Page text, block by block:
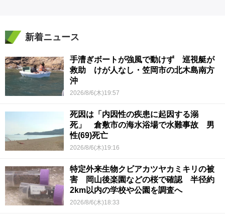
新着ニュース
手漕ぎボートが強風で動けず 巡視艇が
救助 けが人なし・笠岡市の北木島南方
沖
2026/8/6(木)19:57
死因は「内因性の疾患に起因する溺
死」 倉敷市の海水浴場で水難事故 男
性(69)死亡
2026/8/6(木)19:16
特定外来生物クビアカツヤカミキリの被
害 岡山後楽園などの桜で確認 半径約
2km以内の学校や公園を調査へ
2026/8/6(木)18:33